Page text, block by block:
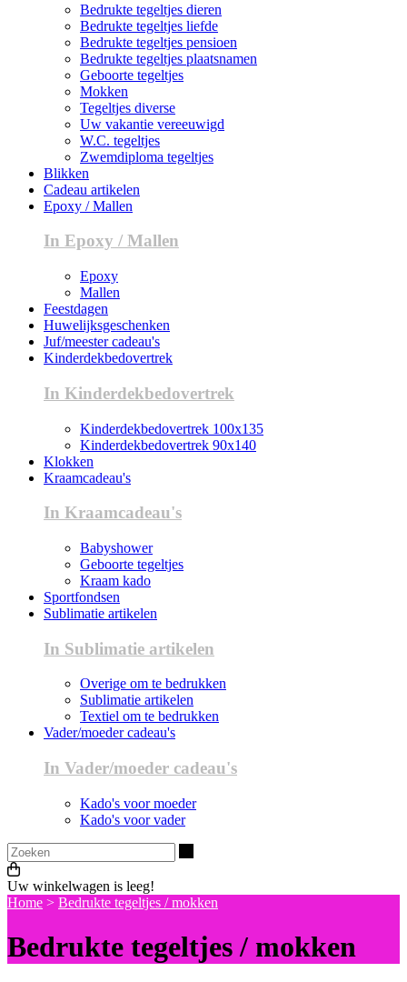
Bedrukte tegeltjes dieren
Bedrukte tegeltjes liefde
Bedrukte tegeltjes pensioen
Bedrukte tegeltjes plaatsnamen
Geboorte tegeltjes
Mokken
Tegeltjes diverse
Uw vakantie vereeuwigd
W.C. tegeltjes
Zwemdiploma tegeltjes
Blikken
Cadeau artikelen
Epoxy / Mallen
In Epoxy / Mallen
Epoxy
Mallen
Feestdagen
Huwelijksgeschenken
Juf/meester cadeau's
Kinderdekbedovertrek
In Kinderdekbedovertrek
Kinderdekbedovertrek 100x135
Kinderdekbedovertrek 90x140
Klokken
Kraamcadeau's
In Kraamcadeau's
Babyshower
Geboorte tegeltjes
Kraam kado
Sportfondsen
Sublimatie artikelen
In Sublimatie artikelen
Overige om te bedrukken
Sublimatie artikelen
Textiel om te bedrukken
Vader/moeder cadeau's
In Vader/moeder cadeau's
Kado's voor moeder
Kado's voor vader
Uw winkelwagen is leeg!
Home > Bedrukte tegeltjes / mokken
Bedrukte tegeltjes / mokken